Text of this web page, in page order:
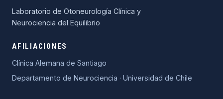
Laboratorio de Otoneurología Clínica y
Neurociencia del Equilibrio
AFILIACIONES
Clínica Alemana de Santiago
Departamento de Neurociencia · Universidad de Chile